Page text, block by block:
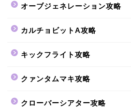
オーブジェネレーション攻略
カルチョビットA攻略
キックフライト攻略
クァンタムマキ攻略
クローバーシアター攻略